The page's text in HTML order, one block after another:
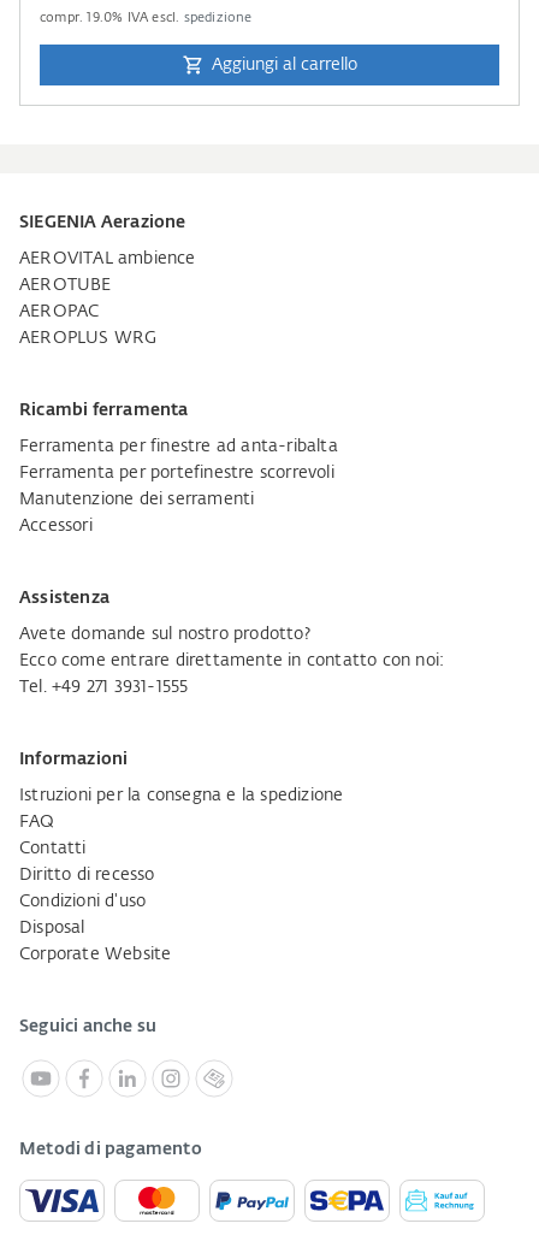
compr.19.0% IVA escl. spedizione
Aggiungi al carrello
SIEGENIA Aerazione
AEROVITAL ambience
AEROTUBE
AEROPAC
AEROPLUS WRG
Ricambi ferramenta
Ferramenta per finestre ad anta-ribalta
Ferramenta per portefinestre scorrevoli
Manutenzione dei serramenti
Accessori
Assistenza
Avete domande sul nostro prodotto?
Ecco come entrare direttamente in contatto con noi:
Tel. +49 271 3931-1555
Informazioni
Istruzioni per la consegna e la spedizione
FAQ
Contatti
Diritto di recesso
Condizioni d'uso
Disposal
Corporate Website
Seguici anche su
Metodi di pagamento